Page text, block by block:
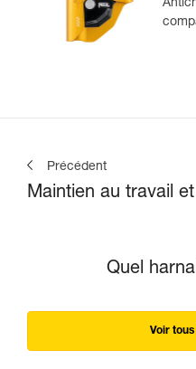
Précédent
Maintien au travail
Quel
Voir